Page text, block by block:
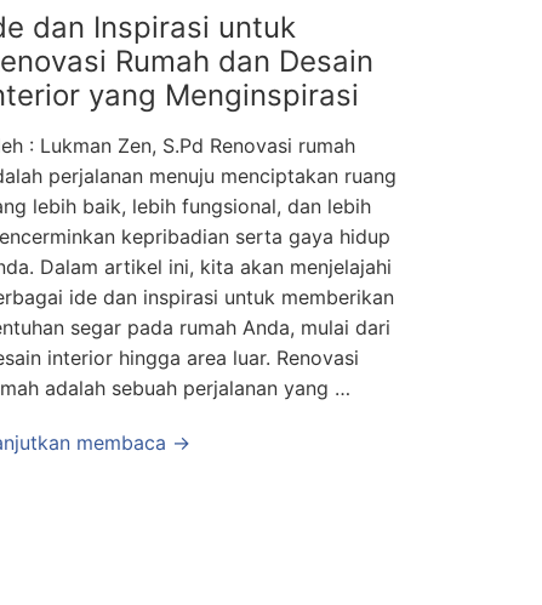
dan Inspirasi untuk
Rumah dan Desain
yang Menginspirasi
: Lukman Zen, S.Pd Renovasi rumah
perjalanan menuju menciptakan ruang
lebih baik, lebih fungsional, dan lebih
kepribadian serta gaya hidup
Dalam artikel ini, kita akan menjelajahi
ide dan inspirasi untuk memberikan
segar pada rumah Anda, mulai dari
interior hingga area luar. Renovasi
adalah sebuah perjalanan yang …
membaca →